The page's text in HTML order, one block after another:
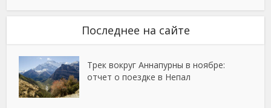
Последнее на сайте
Трек вокруг Аннапурны в ноябре:
отчет о поездке в Непал